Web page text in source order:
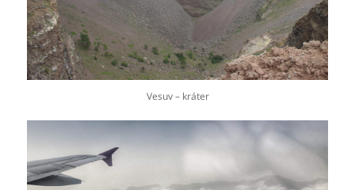
Vesuv – kráter